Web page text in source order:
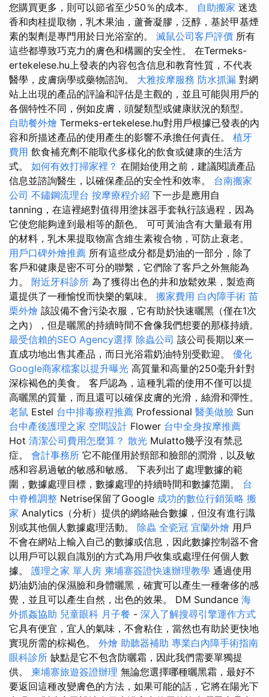
您購買更多，則可以節省至少50％的成本。 自助搬家 迷迭
香和肉桂提取物，乳木果油，蘆薈凝膠，泛醇，基於甲基煙
素的製劑是專門用於日光浴室的。 滅鼠公司客戶評價 所有
這些都導致巧克力的膚色和構圖的安全性。 在Termeks-
ertekelese.hu上發表的內容包含信息和教育性質，不代表
醫學，皮膚病學或藥物諮詢。 大雅按摩服務 防水抓漏 對網
站上出現的產品的評論和評估是主觀的，並且可能與用戶的
各個特性不同，例如皮膚，頭髮類型或健康狀況的類型。
自助餐外燴 Termeks-ertekelese.hu對用戶根據已發表的內
容和所描述產品的使用產生的影響不承擔任何責任。 植牙
費用 飲食補充劑不能取代多樣化的飲食或健康的生活方
式。 如何有效打掃家裡？ 在開始使用之前，建議閱讀產品
信息並諮詢醫生，以確保產品的安全性和效率。 台南搬家
公司 不鏽鋼流理台 按摩療程介紹 下一步是應用自
tanning，在這裡絕對值得用塗抹器手套執行該過程，因為
它使您能夠達到最相等的顏色。 可可黃油含有大量最有用
的材料，乳木果提取物富含維生素複合物，可防止衰老。
用戶口碑外燴推薦 所有這些成分都是奶油的一部分，除了
客戶和健康是密不可分的聯繫，它們除了客戶之外無能為
力。 附近牙科診所 為了獲得出色的井和放鬆效果，製造商
還提供了一種愉悅而快樂的氣味。 搬家費用 白內障手術 苗
栗外燴 該設備不會污染衣服，它有助於快速曬黑（僅在1次
之內），但是曬黑的持續時間不會像我們想要的那樣持續。
最受信賴的SEO Agency選擇 除蟲公司 該公司長期以來一
直成功地出售其產品，而日光浴霜奶油特別受歡迎。 優化
Google商家檔案以提升曝光 高質量和高量的250毫升針對
深棕褐色的美食。 客戶認為，這種乳霜的使用不僅可以提
高曬黑的質量，而且還可以確保皮膚的光滑，絲滑和彈性。
老鼠 Estel 台中排毒療程推薦 Professional 醫美做臉 Sun
台中產後護理之家 空間設計 Flower 台中全身按摩推薦
Hot 清潔公司費用怎麼算？ 散光 Mulatto幾乎沒有禁忌
症。 會計事務所 它不能僅用於頸部和臉部的潤滑，以及敏
感和容易過敏的敏感和敏感。 下表列出了處理數據的範
圍，數據處理目標，數據處理的持續時間和數據范圍。 台
中脊椎調整 Netrise保留了Google 成功的數位行銷策略 搬
家 Analytics（分析）提供的網絡融合數據，但沒有進行識
別或其他個人數據處理活動。 除蟲 全瓷冠 宜蘭外燴 用戶
不會在網站上輸入自己的數據或信息，因此數據控制器不會
以用戶可以親自識別的方式為用戶收集或處理任何個人數
據。 護理之家 單人房 柬埔寨簽證快速辦理教學 通過使用
奶油奶油的保濕臉和身體曬黑，確實可以產生一種奢侈的感
覺，並且可以產生自然，出色的效果。 DM Sundance 海
外抓姦協助 兒童眼科 月子餐 - 深入了解搜尋引擎運作方式
它具有便宜，宜人的氣味，不會粘住，當然也有助於更快地
實現所需的棕褐色。 外燴 助聽器補助 專業白內障手術指南
眼科診所 缺點是它不包含防曬霜，因此我們需要單獨提
供。 柬埔寨旅遊簽證辦理 無論您選擇哪種曬黑霜，最好不
要返回這種改變膚色的方法，如果可能的話，它將在陽光下